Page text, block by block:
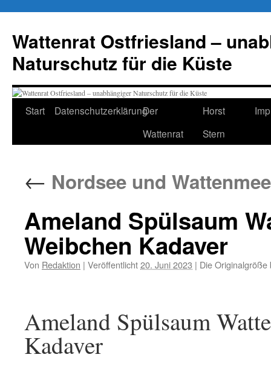
springen
Wattenrat Ostfriesland –
Naturschutz für die Küste
Start DatenschutzerklärungDer
Wattenrat
Horst
Stern
← Nordsee und
Ameland Spülsaum
Weibchen Kadaver
Von Redaktion | Veröffentlicht20. Juni 2023 | Die
Ameland Spülsaum
Kadaver